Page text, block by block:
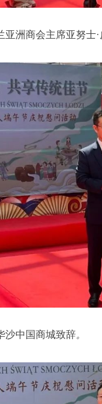
洲商会主席亚努士
沙中国商城致辞。